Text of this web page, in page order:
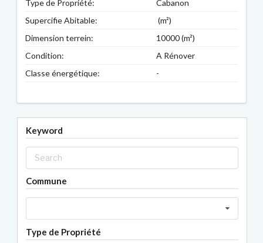
Type de Propriété:
Cabanon
Supercifie Abitable:
(m²)
Dimension terrein:
10000 (m²)
Condition:
A Rénover
Classe énergétique:
-
Keyword
Commune
Type de Propriété